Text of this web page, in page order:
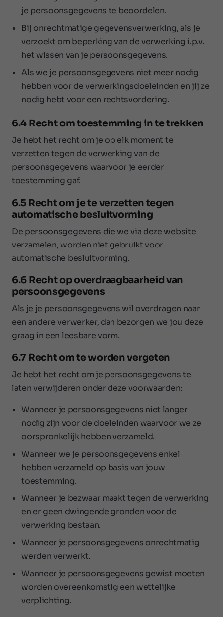
je persoonsgegevens te beoordelen.
Bij onrechtmatige gegevensverwerking, als je
verzoekt om beperking van de verwerking i.p.v.
het wissen van je persoonsgegevens.
Als we je persoonsgegevens niet meer nodig
hebben voor de verwerkingsdoeleinden en jij ze
nodig hebt voor een rechtsvordering.
6.4 Recht om toestemming in te trekken
Je hebt het recht om je op elk moment te
verzetten tegen de verwerking van de
persoonsgegevens waarvoor je eerder
toestemming gaf.
6.5 Recht om je te verzetten tegen
automatische besluitvorming
De persoonsgegevens die we via deze website
verzamelen, worden niet gebruikt voor
automatische besluitvorming.
6.6 Recht op overdraagbaarheid van
persoonsgegevens
Als je je persoonsgegevens wil overdragen naar
een andere verwerker, dan bezorgen we jou deze
graag in een leesbare vorm.
6.7 Recht om te worden vergeten
Je hebt het recht om je persoonsgegevens te
laten verwijderen onder deze voorwaarden:
Wanneer je persoonsgegevens niet langer
nodig zijn voor de doeleinden waarvoor we ze
oorspronkelijk hebben verzameld.
Wanneer we je persoonsgegevens enkel
hebben verzameld op basis van jouw
toestemming.
Wanneer je bezwaar maakt tegen de verwerking
en er geen dwingende gronden voor de
verwerking bestaan.
Wanneer je persoonsgegevens onrechtmatig
werden verwerkt.
Wanneer je persoonsgegevens gewist moeten
worden overeenkomstig een wettelijke
verplichting.